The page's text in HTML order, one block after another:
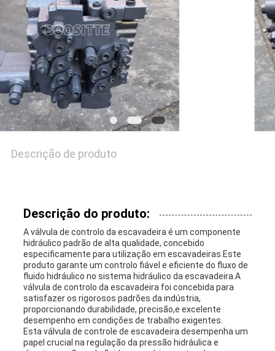
PRIVACY
POLICY
Descrição de produto
Descrição do produto:
A válvula de controlo da escavadeira é um componente
hidráulico padrão de alta qualidade, concebido
especificamente para utilização em escavadeiras.Este
produto garante um controlo fiável e eficiente do fluxo de
fluido hidráulico no sistema hidráulico da escavadeira.A
válvula de controlo da escavadeira foi concebida para
satisfazer os rigorosos padrões da indústria,
proporcionando durabilidade, precisão,e excelente
desempenho em condições de trabalho exigentes.
Esta válvula de controle de escavadeira desempenha um
papel crucial na regulação da pressão hidráulica e